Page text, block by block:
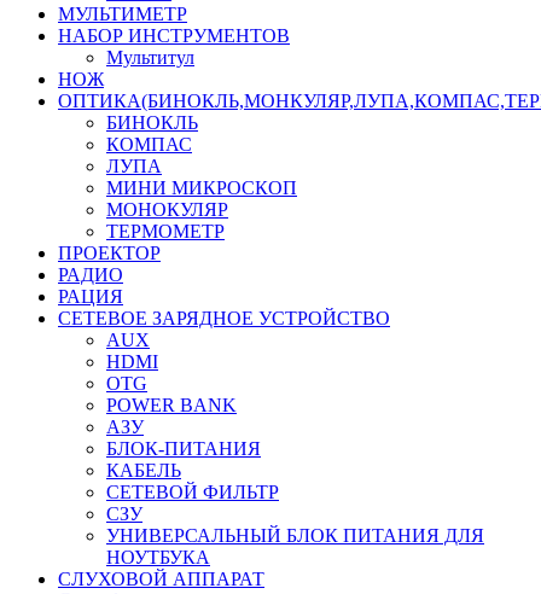
МУЛЬТИМЕТР
НАБОР ИНСТРУМЕНТОВ
Мультитул
НОЖ
БИНОКЛЬ
КОМПАС
ЛУПА
МИНИ МИКРОСКОП
МОНОКУЛЯР
ТЕРМОМЕТР
ПРОЕКТОР
РАДИО
РАЦИЯ
СЕТЕВОЕ ЗАРЯДНОЕ УСТРОЙСТВО
AUX
HDMI
OTG
POWER BANK
АЗУ
БЛОК-ПИТАНИЯ
КАБЕЛЬ
СЕТЕВОЙ ФИЛЬТР
СЗУ
УНИВЕРСАЛЬНЫЙ БЛОК ПИТАНИЯ ДЛЯ
НОУТБУКА
СЛУХОВОЙ АППАРАТ